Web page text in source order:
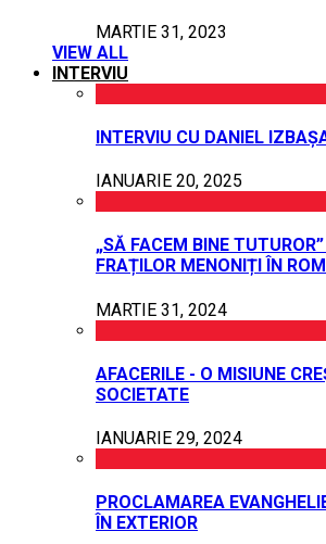
MARTIE 31, 2023
VIEW ALL
INTERVIU
INTERVIU CU DANIEL
IANUARIE 20, 2025
„SĂ FACEM BINE
FRAȚILOR MENONIȚI ÎN
MARTIE 31, 2024
AFACERILE - O MISIUNE
SOCIETATE
IANUARIE 29, 2024
PROCLAMAREA
ÎN EXTERIOR